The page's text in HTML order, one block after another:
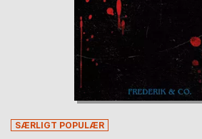
SÆRLIGT POPULÆR